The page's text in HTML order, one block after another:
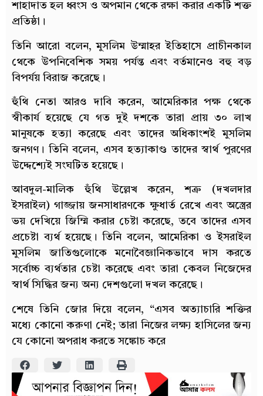
শাহাদাত হল ধ্বংস ও অপমান থেকে রক্ষা করার একটি শক্ত
প্রতিষ্ঠা।
তিনি আরো বলেন, মুসলিম উম্মাহর ইতিহাসে প্রাচীনকাল
থেকে উপনিবেশিক সময় পর্যন্ত এবং বর্তমানেও বহু বড়
বিপর্যয় বিরাজ করেছে।
হুঁথি নেতা আরও দাবি করেন, আমেরিকার পক্ষ থেকে
স্বীকার্য হয়েছে যে গত দুই দশকে তারা প্রায় ৩০ লাখ
মানুষকে হত্যা করেছে এবং তাদের অধিকাংশই মুসলিম
জনগণ। তিনি বলেন, এসব হত্যাকাণ্ড তাদের স্বার্থ পুরণের
উদ্দেশ্যেই সংঘটিত হয়েছে।
আবদুল-মালিক হুঁথি উল্লেখ করেন, শত্রু (দখলদার
ইসরাইল) গাজ্জায় জনসাধারণকে ক্ষুধার্ত রেখে এবং অস্ত্রের
ভয় দেখিয়ে জিম্মি করার চেষ্টা করেছে, তবে তাদের এসব
প্রচেষ্টা ব্যর্থ হয়েছে। তিনি বলেন, আমেরিকা ও ইসরাইল
মুসলিম জাতিগুলোকে মনোবৈজ্ঞানিকভাবে দাস করতে
সর্বোচ্চ ব্যর্থতার চেষ্টা করেছে এবং তারা কেবল নিজেদের
স্বার্থ সিদ্ধির জন্য অন্য দেশগুলো দখল করেছে।
শেষে তিনি জোর দিয়ে বলেন, “এসব অত্যাচারি শক্তির
মধ্যে কোনো করুণা নেই; তারা নিজের লক্ষ্য হাসিলের জন্য
যে কোনো অপরাধ করতে সঙ্কোচ করে